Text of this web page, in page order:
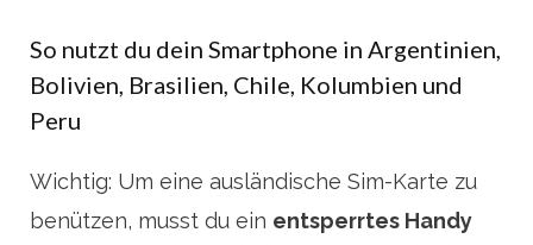
So nutzt du dein Smartphone in Argentinien,
Bolivien, Brasilien, Chile, Kolumbien und
Peru
Wichtig: Um eine ausländische Sim-Karte zu
benützen, musst du ein entsperrtes Handy